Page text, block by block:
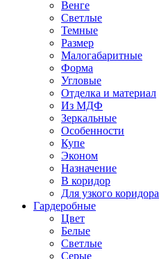
Венге
Светлые
Темные
Размер
Малогабаритные
Форма
Угловые
Отделка и материал
Из МДФ
Зеркальные
Особенности
Купе
Эконом
Назначение
В коридор
Для узкого коридора
Гардеробные
Цвет
Белые
Светлые
Серые